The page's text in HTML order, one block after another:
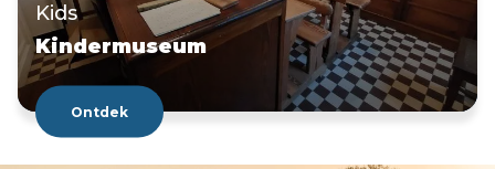
Kids
Kindermuseum
Ontdek